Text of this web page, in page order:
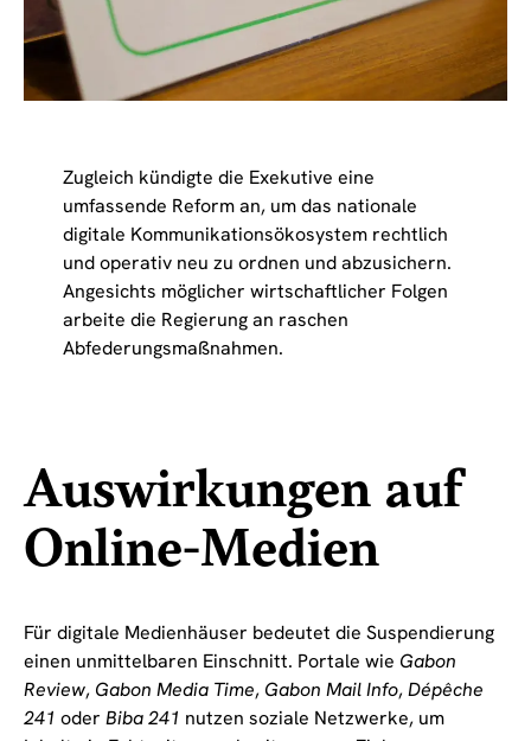
Zugleich kündigte die Exekutive eine
umfassende Reform an, um das nationale
digitale Kommunikationsökosystem rechtlich
und operativ neu zu ordnen und abzusichern.
Angesichts möglicher wirtschaftlicher Folgen
arbeite die Regierung an raschen
Abfederungsmaßnahmen.
Auswirkungen auf
Online-Medien
Für digitale Medienhäuser bedeutet die Suspendierung
einen unmittelbaren Einschnitt. Portale wie Gabon
Review, Gabon Media Time, Gabon Mail Info,Dépêche
241 oder Biba 241 nutzen soziale Netzwerke, um